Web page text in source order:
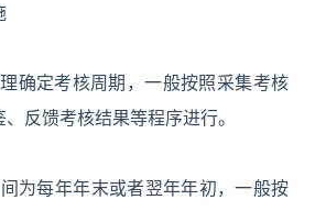
确定考核周期，一般按照采集考核
反馈考核结果等程序进行。
为每年年末或者翌年年初，一般按